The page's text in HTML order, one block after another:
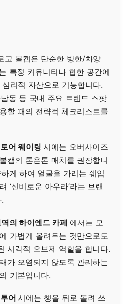
고 볼캡은 단순한 방한/차양
특정 커뮤니티나 힙한 공간에
심리적 자산으로 기능합니다.
동 등 국내 주요 트렌드 스팟
할 때의 전략적 체크리스트를
어 웨이팅 시에는 오버사이즈
캡의 톤온톤 매치를 권장합니
게 하여 얼굴을 가리는 쉐입
‘신비로운 아우라’라는 브랜
의 하이엔드 카페 에서는 모
가볍게 올려두는 것만으로도
시각적 오브제 역할을 합니다.
가 오염되지 않도록 관리하는
기본입니다.
어 시에는 챙을 뒤로 돌려 쓰